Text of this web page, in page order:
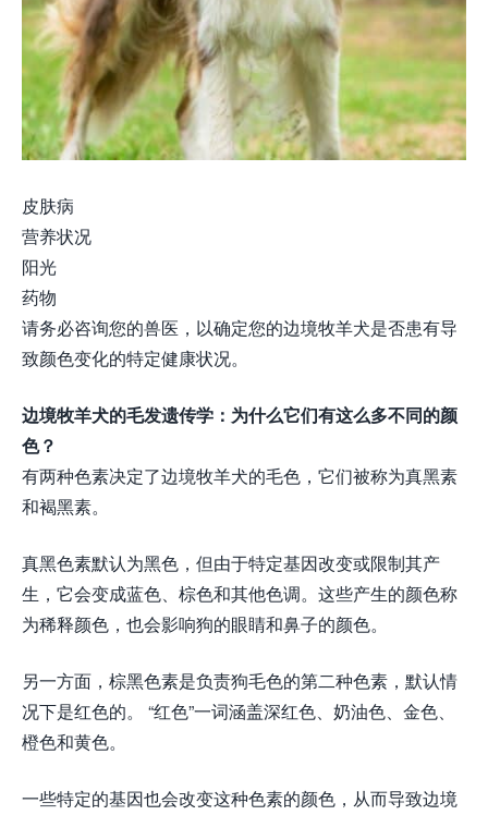
皮肤病
营养状况
阳光
药物
请务必咨询您的兽医，以确定您的边境牧羊犬是否患有导
致颜色变化的特定健康状况。
边境牧羊犬的毛发遗传学：为什么它们有这么多不同的颜
色？
有两种色素决定了边境牧羊犬的毛色，它们被称为真黑素
和褐黑素。
真黑色素默认为黑色，但由于特定基因改变或限制其产
生，它会变成蓝色、棕色和其他色调。这些产生的颜色称
为稀释颜色，也会影响狗的眼睛和鼻子的颜色。
另一方面，棕黑色素是负责狗毛色的第二种色素，默认情
况下是红色的。 “红色”一词涵盖深红色、奶油色、金色、
橙色和黄色。
一些特定的基因也会改变这种色素的颜色，从而导致边境